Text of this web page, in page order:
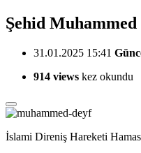
Şehid
31.01.2025 15:41
914 views kez okundu
İslami Direniş Hareketi